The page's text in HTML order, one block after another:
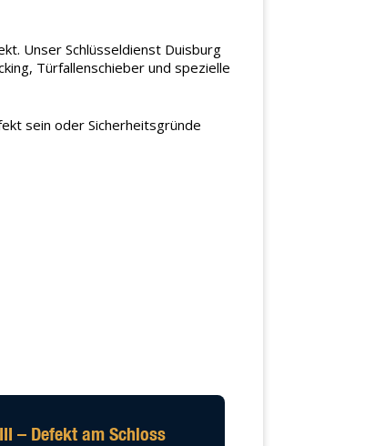
Unser Schlüsseldienst Duisburg
Türfallenschieber und spezielle
sein oder Sicherheitsgründe
– Defekt am Schloss